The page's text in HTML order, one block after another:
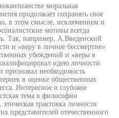
моральная
продолжает сохранять свое
в этом смысле, исключением и
мотивы всегда
Так, например, А.Введенский
и «веру в личное бессмертие»
убеждений и «веры в
идею личности
необходимость
в оценке общественных
Интересное и глубокое
тема в философии
трактовка личности
представителей отечественного